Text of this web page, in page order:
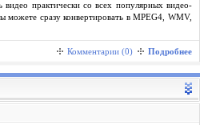
видео практически со всех популярных видео-
сразу конвертировать в MPEG4, WMV,
Комментарии (0) Подробнее